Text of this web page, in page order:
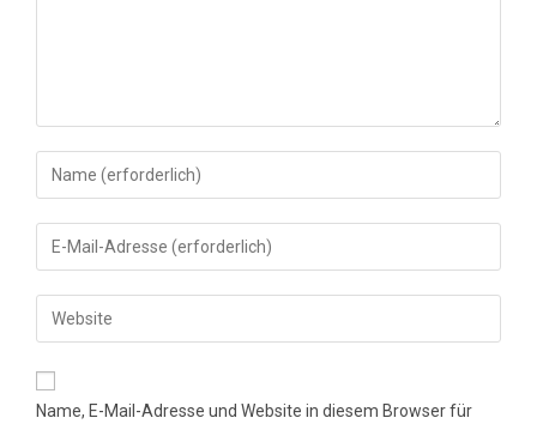
Gib
deinen
Namen
oder
zum
Kommentieren
ein
Gib
deine
E-
Mail-
zum
Kommentieren
Gib
deine
Website-
Name, E-Mail-Adresse und Website in diesem Browser für